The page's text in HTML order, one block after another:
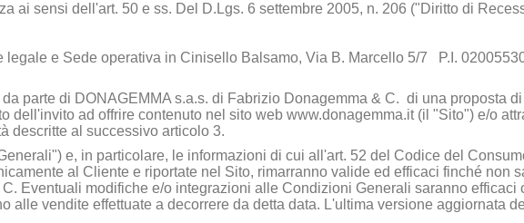
ai sensi dell'art. 50 e ss. Del D.Lgs. 6 settembre 2005, n. 206 ("Diritto di
legale e Sede operativa in Cinisello Balsamo, Via B. Marcello 5/7 P.I.
parte di DONAGEMMA s.a.s. di Fabrizio Donagemma & C. di una proposta
dell'invito ad offrire contenuto nel sito web www.donagemma.it(il "Sito") e/o
descritte al successivo articolo 3.
e, in particolare, le informazioni di cui all'art. 52 del Codice del
al Cliente e riportate nel Sito, rimarranno valide ed efficaci finché non
. Eventuali modifiche e/o integrazioni alle Condizioni Generali saranno efficaci
alle vendite effettuate a decorrere da detta data. L'ultima versione aggiornata